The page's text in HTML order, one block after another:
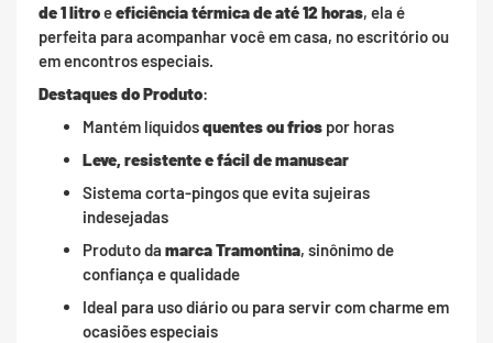
de 1 litroeeficiência térmica de até 12 horas, ela é
perfeita para acompanhar você em casa, no escritório ou
em encontros especiais.
Destaques do Produto:
Mantém líquidosquentes ou frios por horas
Leve, resistente e fácil de manusear
Sistema corta-pingos que evita sujeiras
indesejadas
Produto da marca Tramontina, sinônimo de
confiança e qualidade
Ideal para uso diário ou para servir com charme em
ocasiões especiais